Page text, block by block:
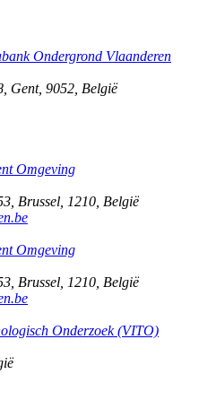
Ondergrond Vlaanderen
Gent, 9052 België
Omgeving
Brussel 1210 België
Omgeving
Brussel 1210 België
Onderzoek (VITO)